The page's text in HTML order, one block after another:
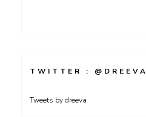
TWITTER : @DREEVA
Tweets by dreeva